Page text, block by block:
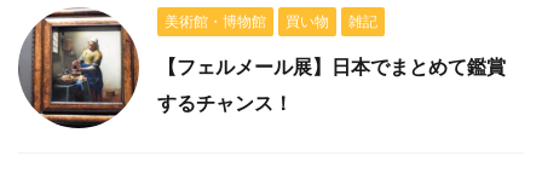
美術館・博物館 買い物 雑記
【フェルメール展】日本でまとめて鑑賞
するチャンス！